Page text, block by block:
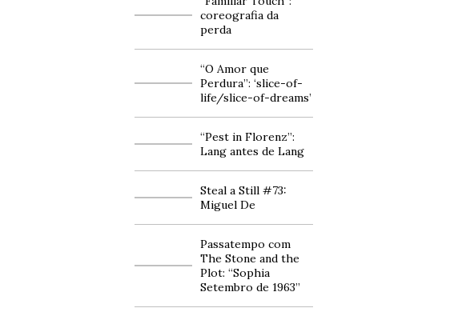
coreografia da
perda
“O Amor que
Perdura”: ‘slice-of-
life/slice-of-dreams’
“Pest in Florenz”:
Lang antes de Lang
Steal a Still #73:
Miguel De
Passatempo com
The Stone and the
Plot: “Sophia
Setembro de 1963”